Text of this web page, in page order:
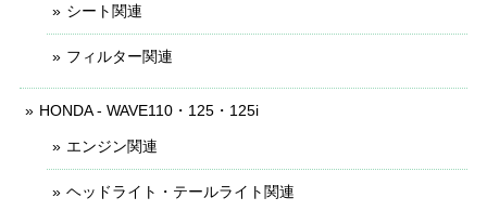
シート関連
フィルター関連
HONDA - WAVE110・125・125i
エンジン関連
ヘッドライト・テールライト関連